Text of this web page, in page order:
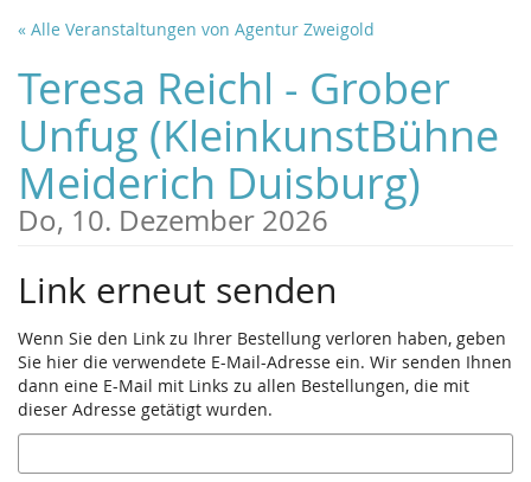
Zum
Inhalt
springen
« Alle Veranstaltungen von Agentur Zweigold
Teresa Reichl - Grober
Unfug (KleinkunstBühne
Meiderich Duisburg)
Do, 10. Dezember 2026
Link erneut senden
Wenn Sie den Link zu Ihrer Bestellung verloren haben, geben
Sie hier die verwendete E-Mail-Adresse ein. Wir senden Ihnen
dann eine E-Mail mit Links zu allen Bestellungen, die mit
dieser Adresse getätigt wurden.
E-
Mail